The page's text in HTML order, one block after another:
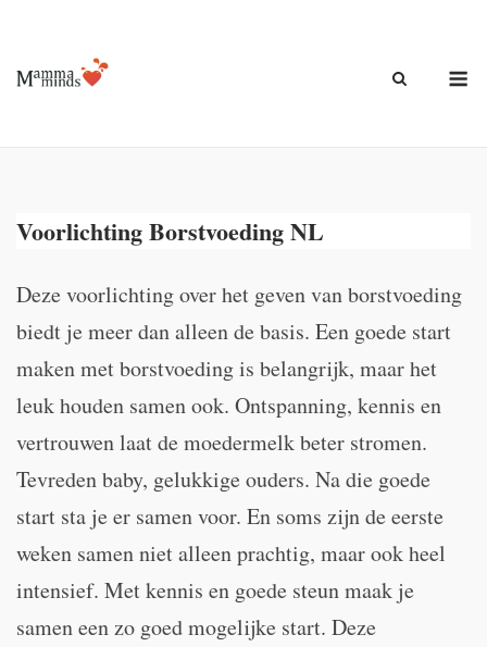
de
inhoud
Voorlichting Borstvoeding NL
Deze voorlichting over het geven van borstvoeding
biedt je meer dan alleen de basis. Een goede start
maken met borstvoeding is belangrijk, maar het
leuk houden samen ook. Ontspanning, kennis en
vertrouwen laat de moedermelk beter stromen.
Tevreden baby, gelukkige ouders. Na die goede
start sta je er samen voor. En soms zijn de eerste
weken samen niet alleen prachtig, maar ook heel
intensief. Met kennis en goede steun maak je
samen een zo goed mogelijke start. Deze